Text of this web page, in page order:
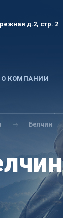
д.2, стр. 2
О КОМПАНИИ
Белчин